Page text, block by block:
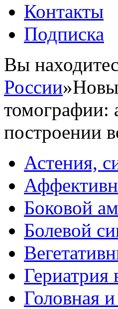
Контакты
Подписка
Вы
России»
томографии:
построении
Астения,
Боковой
Болевой
Гериатрия
Головная